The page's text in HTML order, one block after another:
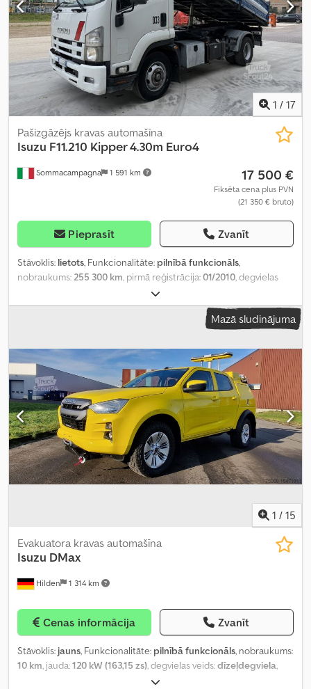
1 / 17
Sommacampagna 1 591 km
Pašizgāzējs kravas automašīna
Isuzu F11.210 Kipper 4.30m Euro4
17 500 €
Fiksēta cena plus PVN
(21 350 € bruto)
Pieprasīt Zvanīt
Stāvoklis: lietots, Funkcionalitāte: pilnībā funkcionāls,
nobraukums:255 300 km, pirmā reģistrācija:01/2010, degvielas
, tukšais svars:
6 230 kg, kopējais svars:11 000 kg, riepu stāvoklis:80 procenti, asu
, degviela:dīzeļdegviela,
dienas kabīne, pārnesuma veids:mehānisks, emisijas klase:Euro
4, piekares sistēma: tērauds, sēdvietu skaits:2, atļautā ass slodze (1.
ass):4 000 kg , atļautā ass slodze (ass 2):7 600 kg , krautuves
garums:4 230 mm, iekraušanas vietas platums:2 120 mm,
iekraušanas telpas augstums:
600 mm, Ražošanas gads:2010,
Aprīkojums:ABS, centrālā atslēga, elektriskais logu regulators,
gaisa kondicionēšana, miglas lukturi
Mazā sludinājuma
1 / 15
Hilden 1 314 km
Evakuatora kravas automašīna
Isuzu DMax
Cenas informācija Zvanīt
Stāvoklis: jauns, Funkcionalitāte: pilnībā funkcionāls, nobraukums:
10 km, jauda:120 kW (163,15 zs), degvielas veids:dīzeļdegviela,
, asu konfigurācija: